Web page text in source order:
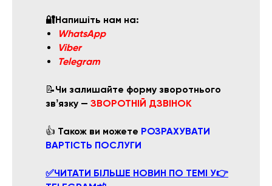
🔐Напишіть нам на:
WhatsApp
Viber
Telegram
📝Чи залишайте форму зворотнього
звʼязку — ЗВОРОТНІЙ ДЗВІНОК
👍 Також ви можете РОЗРАХУВАТИ
ВАРТІСТЬ ПОСЛУГИ
✅ЧИТАТИ БІЛЬШЕ НОВИН ПО ТЕМІ У👉